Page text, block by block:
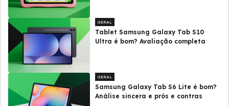
GERAL
Tablet Samsung Galaxy Tab S10
Ultra é bom? Avaliação completa
GERAL
Samsung Galaxy Tab S6 Lite é bom?
Análise sincera e prós e contras